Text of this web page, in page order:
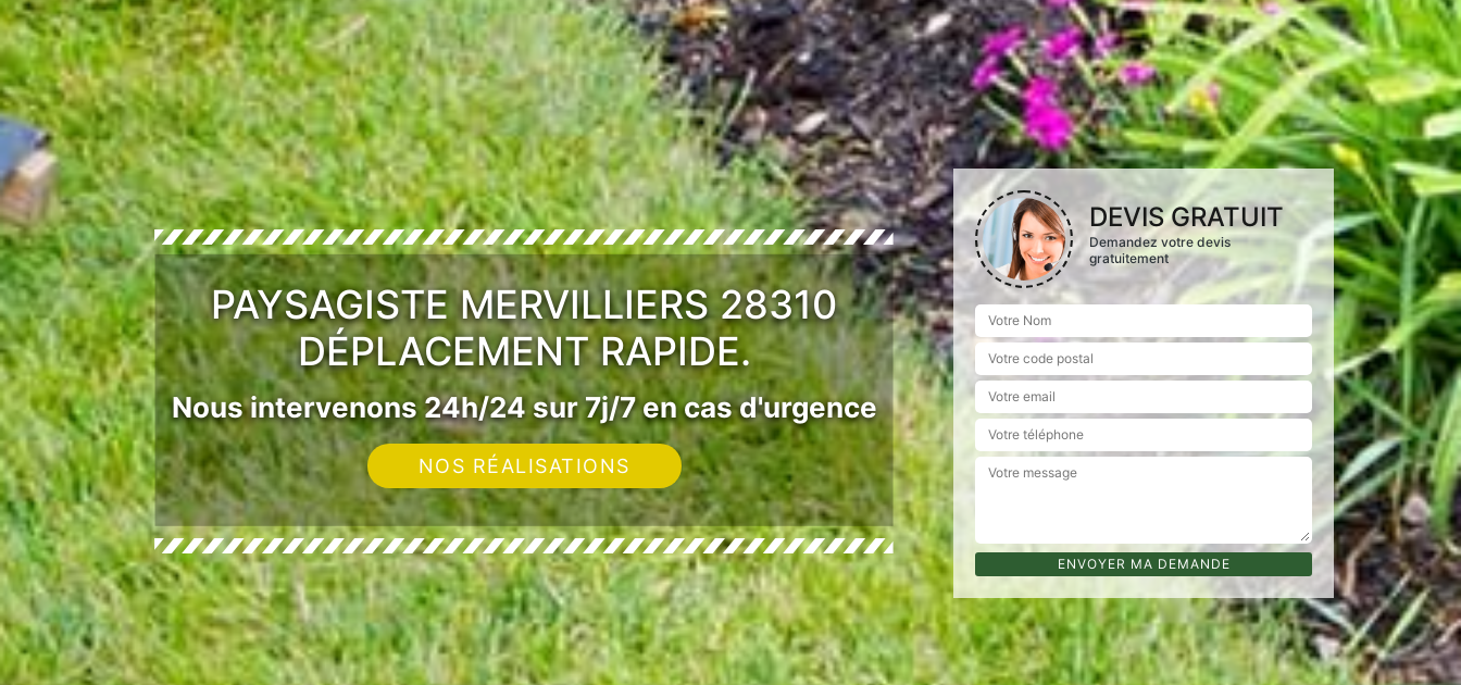
PAYSAGISTE MERVILLIERS 28310
DÉPLACEMENT RAPIDE.
Nous intervenons 24h/24 sur 7j/7 en cas d'urgence
NOS RÉALISATIONS
DEVIS GRATUIT
Demandez votre devis
gratuitement